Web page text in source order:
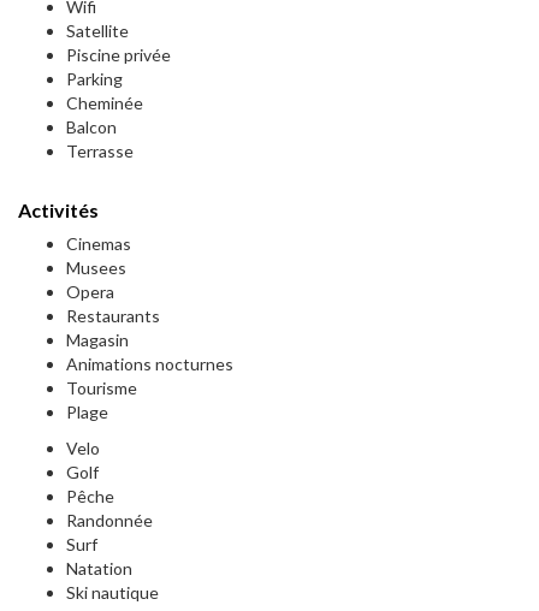
Wifi
Satellite
Piscine privée
Parking
Cheminée
Balcon
Terrasse
Activités
Cinemas
Musees
Opera
Restaurants
Magasin
Animations nocturnes
Tourisme
Plage
Velo
Golf
Pêche
Randonnée
Surf
Natation
Ski nautique